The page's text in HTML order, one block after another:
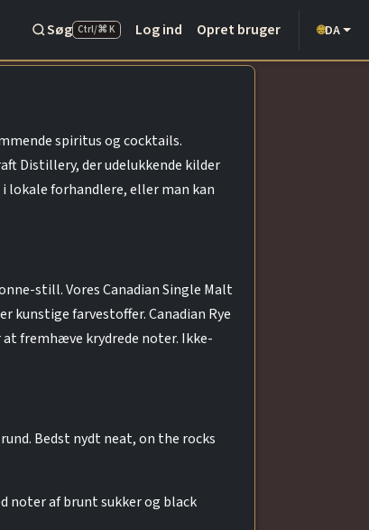
Søg Ctrl/⌘ K Log ind Opret bruger 🌐DA
spiritus og cocktails.
Distillery, der udelukkende kilder
lokale forhandlere, eller man kan
still. Vores Canadian Single Malt
farvestoffer. Canadian Rye
fremhæve krydrede noter. Ikke-
Bedst nydt neat, on the rocks
noter af brunt sukker og black